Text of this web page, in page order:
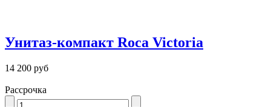
Унитаз-компакт Roca Victoria
14 200 руб
Рассрочка